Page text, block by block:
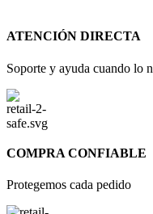
ATENCIÓN DIRECTA
Soporte y ayuda cuando lo
COMPRA CONFIABLE
Protegemos cada pedido